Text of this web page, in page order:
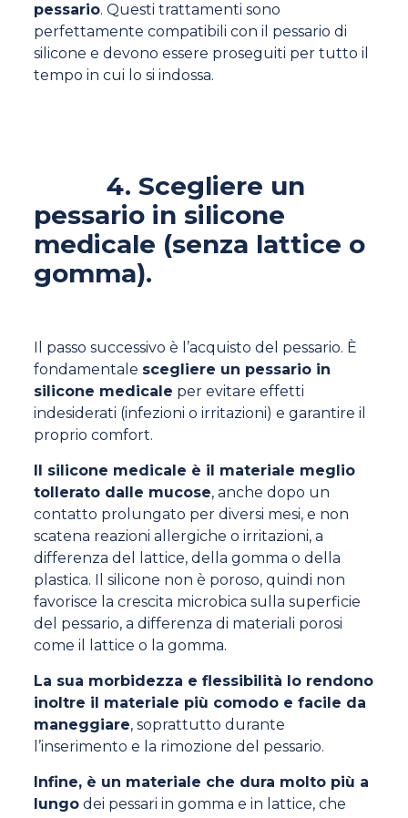
pessario. Questi trattamenti sono
perfettamente compatibili con il pessario di
silicone e devono essere proseguiti per tutto il
tempo in cui lo si indossa.
4. Scegliere un
pessario in silicone
medicale (senza lattice o
gomma).
Il passo successivo è l’acquisto del pessario. È
fondamentale scegliere un pessario in
silicone medicale per evitare effetti
indesiderati (infezioni o irritazioni) e garantire il
proprio comfort.
Il silicone medicale è il materiale meglio
tollerato dalle mucose, anche dopo un
contatto prolungato per diversi mesi, e non
scatena reazioni allergiche o irritazioni, a
differenza del lattice, della gomma o della
plastica. Il silicone non è poroso, quindi non
favorisce la crescita microbica sulla superficie
del pessario, a differenza di materiali porosi
come il lattice o la gomma.
La sua morbidezza e flessibilità lo rendono
inoltre il materiale più comodo e facile da
maneggiare, soprattutto durante
l’inserimento e la rimozione del pessario.
Infine, è un materiale che dura molto più a
lungodei pessari in gomma e in lattice, che